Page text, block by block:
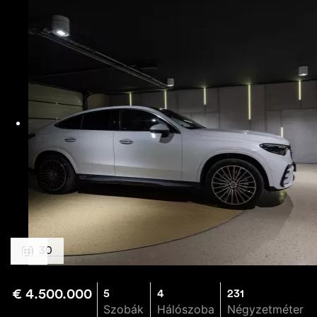
30
€ 4.500.000 5
Szobák
4
Hálószoba
231
Négyzetméter